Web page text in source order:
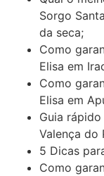
Sorgo
da seca;
Como
Elisa em
Como
Elisa em
Guia
Valença do
5 Dicas
Como